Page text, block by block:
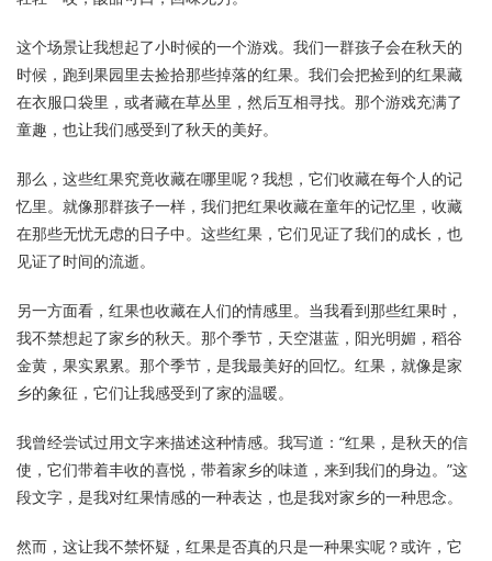
这个场景让我想起了小时候的一个游戏。我们一群孩子会在秋天的
时候，跑到果园里去捡拾那些掉落的红果。我们会把捡到的红果藏
在衣服口袋里，或者藏在草丛里，然后互相寻找。那个游戏充满了
童趣，也让我们感受到了秋天的美好。
那么，这些红果究竟收藏在哪里呢？我想，它们收藏在每个人的记
忆里。就像那群孩子一样，我们把红果收藏在童年的记忆里，收藏
在那些无忧无虑的日子中。这些红果，它们见证了我们的成长，也
见证了时间的流逝。
另一方面看，红果也收藏在人们的情感里。当我看到那些红果时，
我不禁想起了家乡的秋天。那个季节，天空湛蓝，阳光明媚，稻谷
金黄，果实累累。那个季节，是我最美好的回忆。红果，就像是家
乡的象征，它们让我感受到了家的温暖。
我曾经尝试过用文字来描述这种情感。我写道：“红果，是秋天的信
使，它们带着丰收的喜悦，带着家乡的味道，来到我们的身边。”这
段文字，是我对红果情感的一种表达，也是我对家乡的一种思念。
然而，这让我不禁怀疑，红果是否真的只是一种果实呢？或许，它